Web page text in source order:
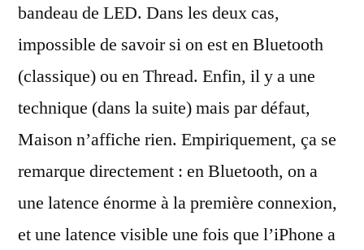
bandeau de LED. Dans les deux cas,
impossible de savoir si on est en Bluetooth
(classique) ou en Thread. Enfin, il y a une
technique (dans la suite) mais par défaut,
Maison n’affiche rien. Empiriquement, ça se
remarque directement : en Bluetooth, on a
une latence énorme à la première connexion,
et une latence visible une fois que l’iPhone a